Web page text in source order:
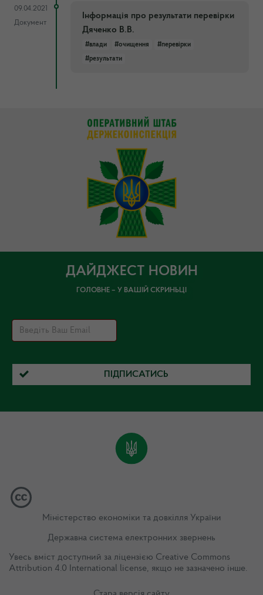
09.04.2021
Документ
Інформація про результати перевірки
Дяченко В.В.
#влади #очищення
#перевірки
#результати
ДАЙДЖЕСТ НОВИН
ГОЛОВНЕ – У ВАШІЙ СКРИНЬЦІ
ПІДПИСАТИСЬ
Міністерство економіки та довкілля України
Державна система електронних звернень
Увесь вміст доступний за ліцензією Creative Commons
Attribution 4.0 International license, якщо не зазначено інше.